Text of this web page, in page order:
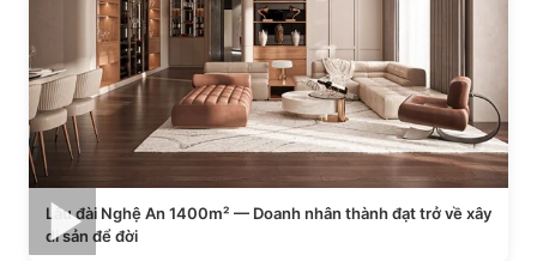
Lâu đài Nghệ An 1400m² — Doanh nhân thành đạt trở về xây
di sản để đời